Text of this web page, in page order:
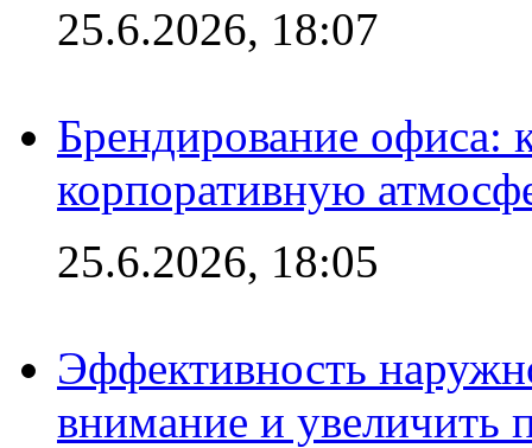
25.6.2026, 18:07
Брендирование офиса:
корпоративную
25.6.2026, 18:05
Эффективность
внимание и увеличить